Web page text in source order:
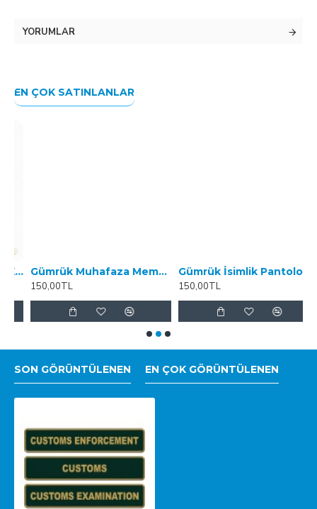
YORUMLAR
EN ÇOK SATINLANLAR
Gümrük Muhafaza Memur Göğüs Arması Yeni
150,00TL
Gümrük İsimlik Pantolon Türkçe
150,00TL
SON GÖRÜNTÜLENEN EN ÇOK GÖRÜNTÜLENEN